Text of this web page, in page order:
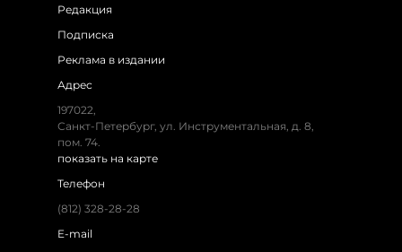
Редакция
Подписка
Реклама в издании
Адрес
197022,
Санкт-Петербург, ул. Инструментальная, д. 8,
пом. 74.
показать на карте
Телефон
(812) 328-28-28
E-mail